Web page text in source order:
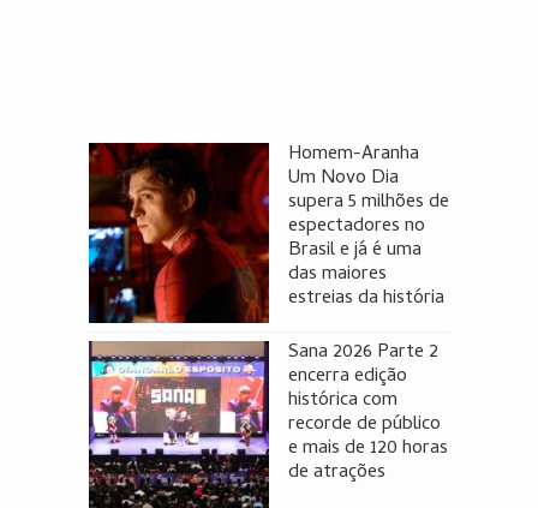
Homem-Aranha
Um Novo Dia
supera 5 milhões de
espectadores no
Brasil e já é uma
das maiores
estreias da história
Sana 2026 Parte 2
encerra edição
histórica com
recorde de público
e mais de 120 horas
de atrações